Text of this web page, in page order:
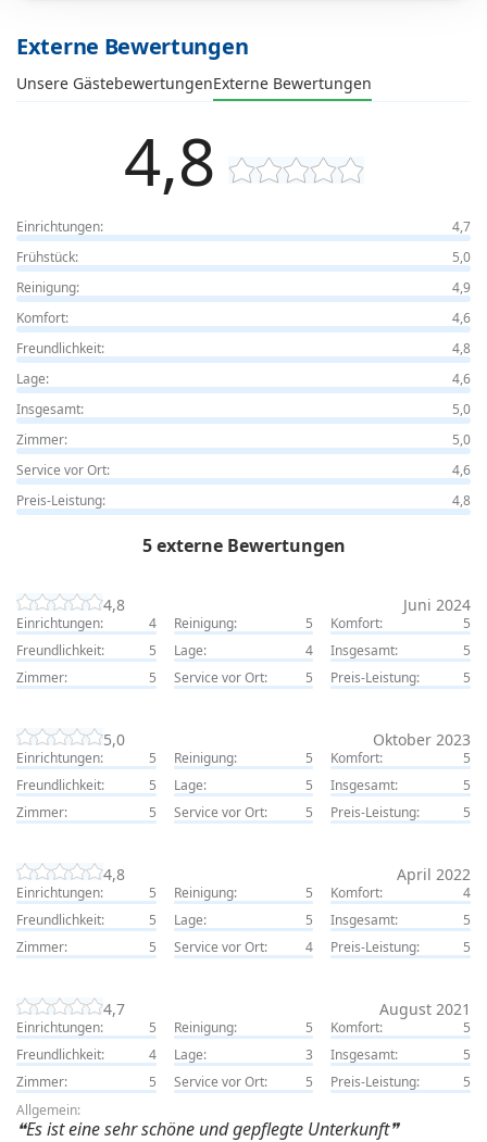
Externe Bewertungen
Unsere GästebewertungenExterne Bewertungen
4,8
Einrichtungen:
4,7
Frühstück:
5,0
Reinigung:
4,9
Komfort:
4,6
Freundlichkeit:
4,8
Lage:
4,6
Insgesamt:
5,0
Zimmer:
5,0
Service vor Ort:
4,6
Preis-Leistung:
4,8
5 externe Bewertungen
4,8 Juni 2024
Einrichtungen: 4 Reinigung: 5 Komfort:
5
Freundlichkeit:
5 Lage: 4 Insgesamt:
5
Zimmer:
5 Service vor Ort: 5 Preis-Leistung: 5
5,0 Oktober 2023
Einrichtungen: 5 Reinigung: 5 Komfort:
5
Freundlichkeit:
5 Lage: 5 Insgesamt:
5
Zimmer:
5 Service vor Ort: 5 Preis-Leistung: 5
4,8 April 2022
Einrichtungen: 5 Reinigung: 5 Komfort:
4
Freundlichkeit:
5 Lage: 5 Insgesamt:
5
Zimmer:
5 Service vor Ort: 4 Preis-Leistung: 5
4,7 August 2021
Einrichtungen: 5 Reinigung: 5 Komfort:
5
Freundlichkeit:
4 Lage: 3 Insgesamt:
5
Zimmer:
5 Service vor Ort: 5 Preis-Leistung:
5
Allgemein:
Es ist eine sehr schöne und gepflegte Unterkunft